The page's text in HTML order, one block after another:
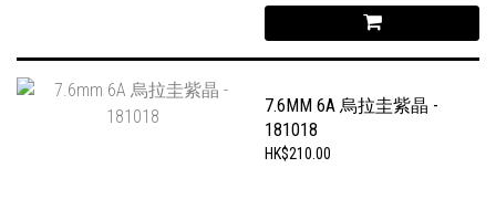
7.6MM 6A 烏拉圭紫晶 -
181018
HK$210.00